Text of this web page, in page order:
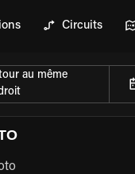
Circuits
au même